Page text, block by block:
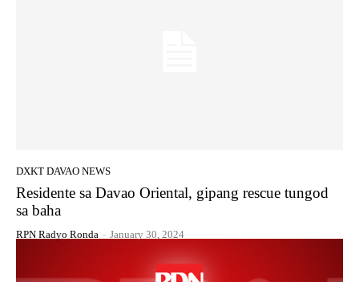
DXKT DAVAO NEWS
Residente sa Davao Oriental, gipang rescue tungod
sa baha
RPN Radyo Ronda - January 30, 2024